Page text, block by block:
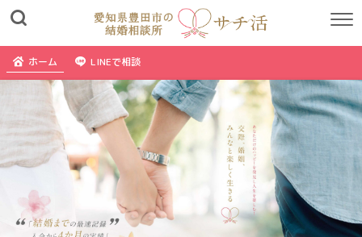
ホーム LINEで相談